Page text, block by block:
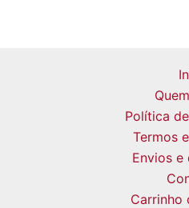
Política
Termos
Envios e
Carrinho